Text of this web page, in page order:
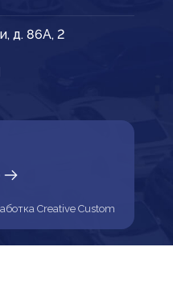
д. 86А, 2
Creative Custom